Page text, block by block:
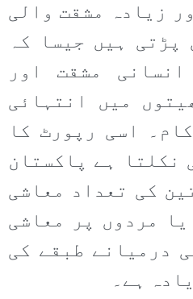
زیادہ مشقت والی
پڑتی ہیں جیسا کہ
مشقت اور
میں انتہائی
اسی رپورٹ کا
نکلتا ہے پاکستان
کی تعداد معاشی
مردوں پر معاشی
درمیانے طبقے کی
ہے۔